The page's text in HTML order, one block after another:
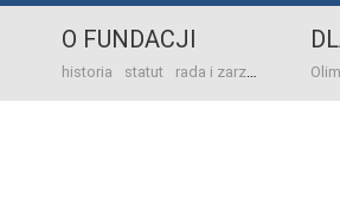
O FUNDACJI
historia statut rada i zarząd dane